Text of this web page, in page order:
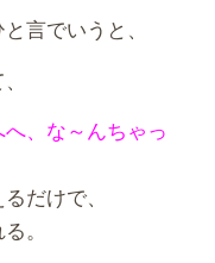
言でいうと、
へ、な～んちゃっ
だけで、
。